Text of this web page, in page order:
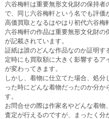
六谷梅軒は重要無形文化財の保持
で、同じ六谷梅軒という名でも評価
高価買取となるはやはり初代六谷梅
六谷梅軒の作品は重要無形文化財
が記載されています。
証紙は誰のどんな作品なのか証明す
定時にも買取額に大きく影響する
が変わってきます。
しかし、着物に仕立てた場合、処
った時にどんな着物だったのか分か
す。
お問合せの際は作家名やどんな着
査定が行えるのですが、まったく